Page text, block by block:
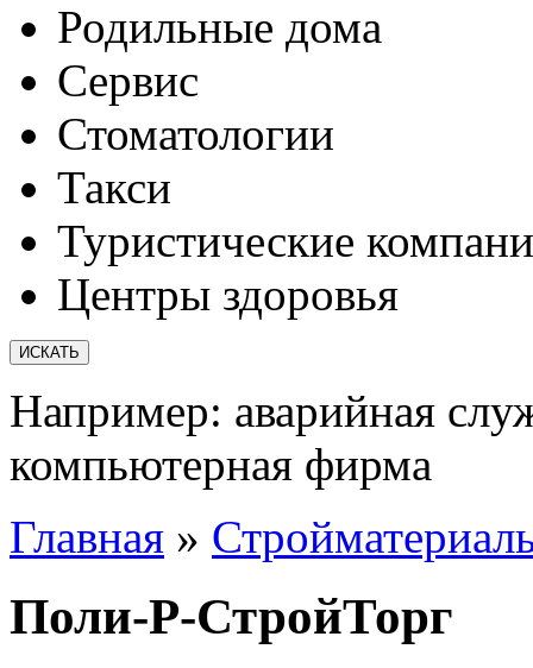
Родильные дома
Сервис
Стоматологии
Такси
Туристические
Центры здоровья
Например: аварийная
компьютерная фирма
Главная »
Поли-Р-СтройТорг